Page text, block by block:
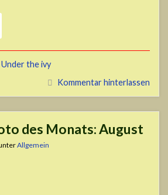
Under the ivy
Kommentar hinterlassen
des Monats: August
Allgemein